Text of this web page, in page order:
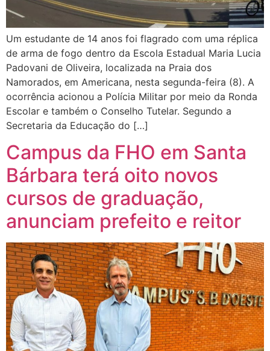
Um estudante de 14 anos foi flagrado com uma réplica
de arma de fogo dentro da Escola Estadual Maria Lucia
Padovani de Oliveira, localizada na Praia dos
Namorados, em Americana, nesta segunda-feira (8). A
ocorrência acionou a Polícia Militar por meio da Ronda
Escolar e também o Conselho Tutelar. Segundo a
Secretaria da Educação do […]
Campus da FHO em Santa
Bárbara terá oito novos
cursos de graduação,
anunciam prefeito e reitor